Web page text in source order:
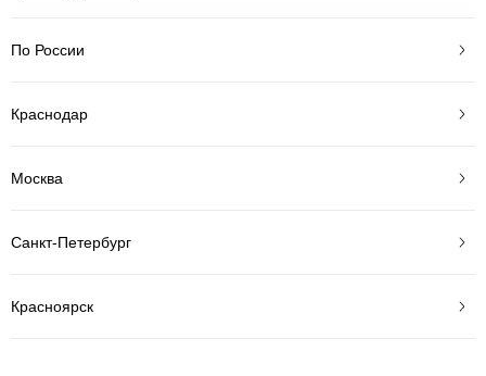
По России
Краснодар
Москва
Санкт-Петербург
Красноярск